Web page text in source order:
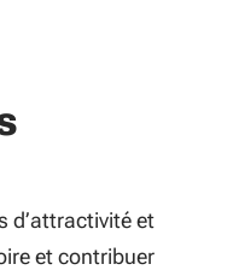
d’attractivité et
et contribuer